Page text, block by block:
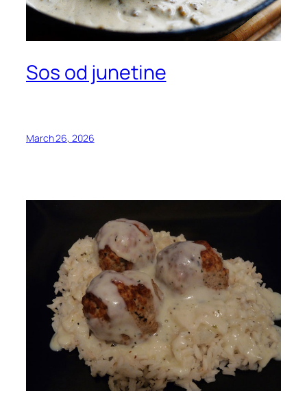
Sos od junetine
March 26, 2026